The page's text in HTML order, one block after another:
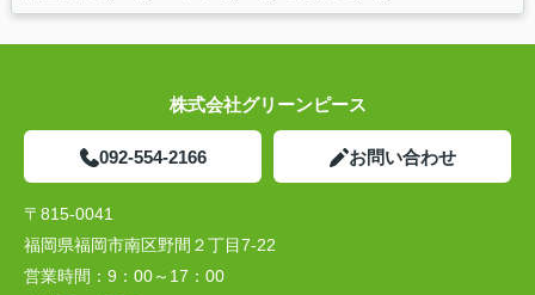
株式会社グリーンピース
092-554-2166 お問い合わせ
〒815-0041
福岡県福岡市南区野間２丁目7-22
営業時間： 9：00～17：00